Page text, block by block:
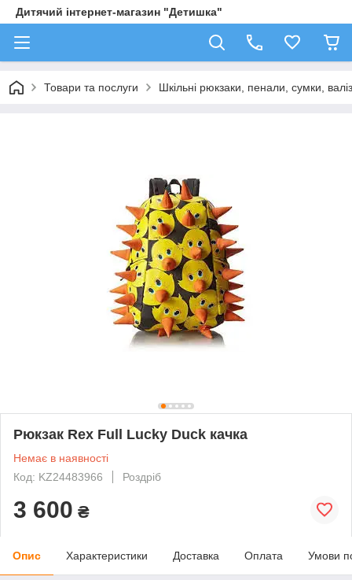
Дитячий інтернет-магазин "Детишка"
Товари та послуги Шкільні рюкзаки, пенали, сумки,
Рюкзак Rex Full Lucky Duck качка
Немає в наявності
Код: KZ24483966
Роздріб
3 600 ₴
Опис Характеристики Доставка Оплата Умови